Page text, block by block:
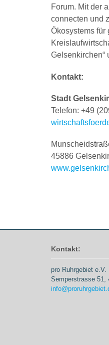
Forum. Mit der
connecten und
Ökosystems für
Gelsenkirchen“
Kontakt:
Stadt
Telefon: +49
45886
Kontakt:
pro Ruhrgebiet e.V.
Semperstrasse 51,